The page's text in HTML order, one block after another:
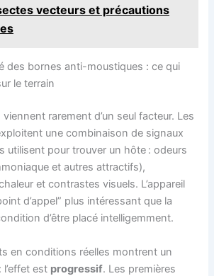
vecteurs et précautions
des bornes anti-moustiques : ce qui
le terrain
rarement d’un seul facteur. Les
une combinaison de signaux
utilisent pour trouver un hôte : odeurs
et autres attractifs),
et contrastes visuels. L’appareil
d’appel” plus intéressant que la
d’être placé intelligemment.
en conditions réelles montrent un
est progressif. Les premières